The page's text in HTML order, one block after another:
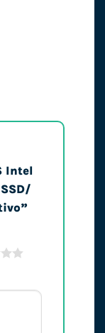
Intel